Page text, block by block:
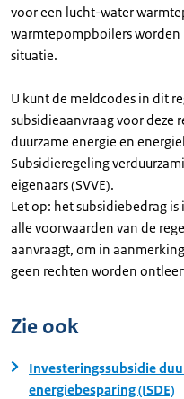
voor een lucht-water
warmtepompboilers worden
situatie.
U kunt de meldcodes in dit
subsidieaanvraag voor deze
duurzame energie en
Subsidieregeling
eigenaars (SVVE).
Let op: het subsidiebedrag
alle voorwaarden van de
aanvraagt, om in
geen rechten worden
Zie ook
Investeringssubsidie
energiebesparing (ISDE)